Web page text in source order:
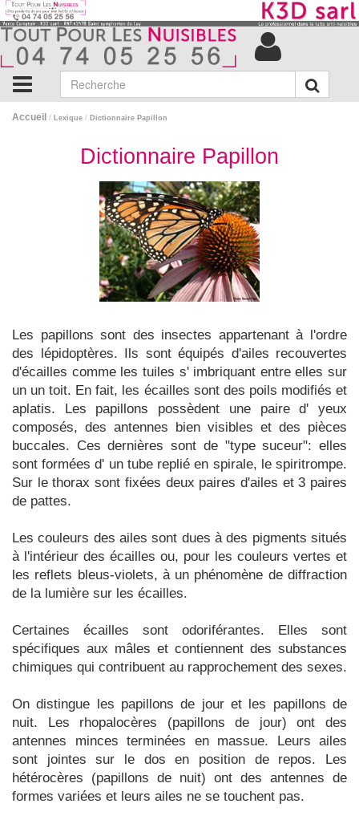
Accueil / Lexique / Dictionnaire Papillon
Dictionnaire Papillon
Les papillons sont des insectes appartenant à l'ordre
des lépidoptères. Ils sont équipés d'ailes recouvertes
d'écailles comme les tuiles s' imbriquant entre elles sur
un un toit. En fait, les écailles sont des poils modifiés et
aplatis. Les papillons possèdent une paire d' yeux
composés, des antennes bien visibles et des pièces
buccales. Ces dernières sont de "type suceur": elles
sont formées d' un tube replié en spirale, le spiritrompe.
Sur le thorax sont fixées deux paires d'ailes et 3 paires
de pattes.
Les couleurs des ailes sont dues à des pigments situés
à l'intérieur des écailles ou, pour les couleurs vertes et
les reflets bleus-violets, à un phénomène de diffraction
de la lumière sur les écailles.
Certaines écailles sont odoriférantes. Elles sont
spécifiques aux mâles et contiennent des substances
chimiques qui contribuent au rapprochement des sexes.
On distingue les papillons de jour et les papillons de
nuit. Les rhopalocères (papillons de jour) ont des
antennes minces terminées en massue. Leurs ailes
sont jointes sur le dos en position de repos. Les
hétérocères (papillons de nuit) ont des antennes de
formes variées et leurs ailes ne se touchent pas.